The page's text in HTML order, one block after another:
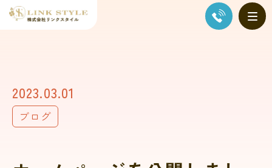
2023.03.01
ブログ